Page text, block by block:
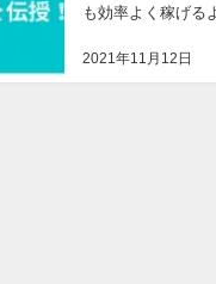
2021年11月12日
も効率よく稼げる